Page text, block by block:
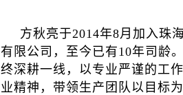
方秋亮于2014年8月加入珠
有限公司，至今已有10年司龄
终深耕一线，以专业严谨的工
业精神，带领生产团队以目标